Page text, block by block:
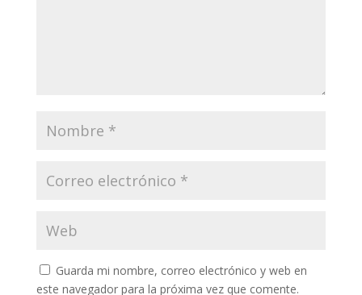
Guarda mi nombre, correo electrónico y web en
este navegador para la próxima vez que comente.